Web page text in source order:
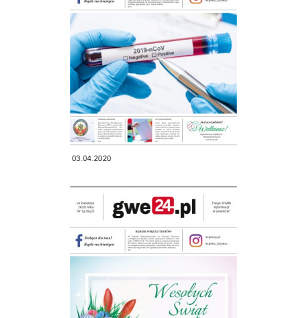
03.04.2020